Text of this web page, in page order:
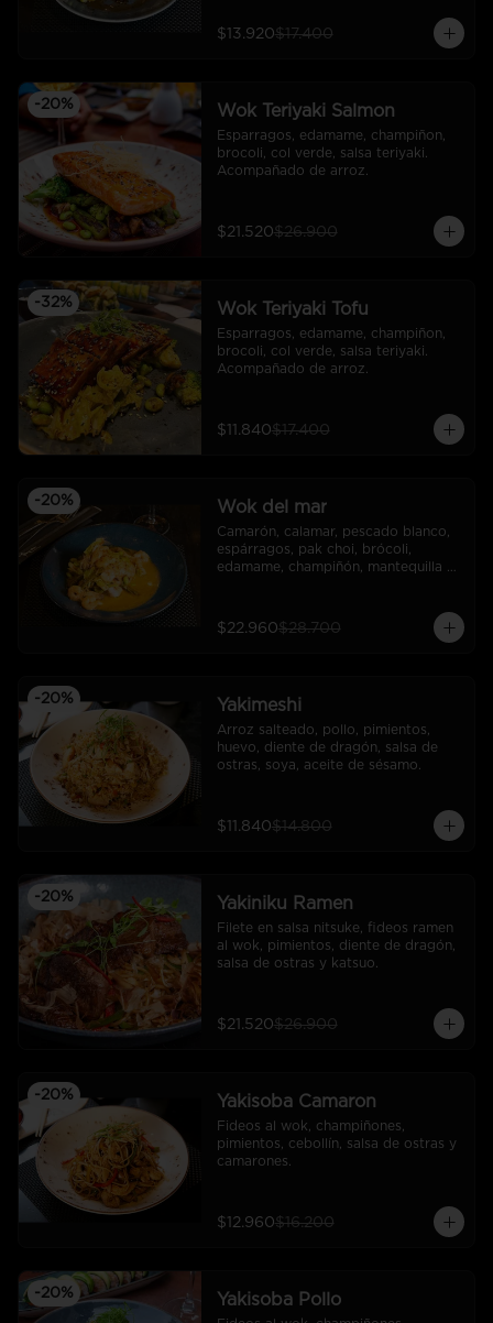
$13.920$17.400
-20% Wok Teriyaki Salmon
Esparragos, edamame, champiñon,
brocoli, col verde, salsa teriyaki.
Acompañado de arroz.
$21.520$26.900
-32% Wok Teriyaki Tofu
Esparragos, edamame, champiñon,
brocoli, col verde, salsa teriyaki.
Acompañado de arroz.
$11.840$17.400
-20% Wok del mar
Camarón, calamar, pescado blanco,
espárragos, pak choi, brócoli,
edamame, champiñón, mantequilla
$22.960$28.700
-20% Yakimeshi
Arroz salteado, pollo, pimientos,
huevo, diente de dragón, salsa de
ostras, soya, aceite de sésamo.
$11.840$14.800
-20% Yakiniku Ramen
Filete en salsa nitsuke, fideos ramen
al wok, pimientos, diente de dragón,
salsa de ostras y katsuo.
$21.520$26.900
-20% Yakisoba Camaron
Fideos al wok, champiñones,
pimientos, cebollín, salsa de ostras y
camarones.
$12.960$16.200
-20% Yakisoba Pollo